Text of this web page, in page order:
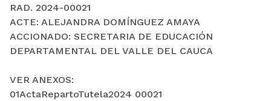
RAD. 2024-00021
ACTE: ALEJANDRA DOMÍNGUEZ AMAYA
ACCIONADO: SECRETARIA DE EDUCACIÓN
DEPARTAMENTAL DEL VALLE DEL CAUCA
VER ANEXOS:
01ActaRepartoTutela2024 00021